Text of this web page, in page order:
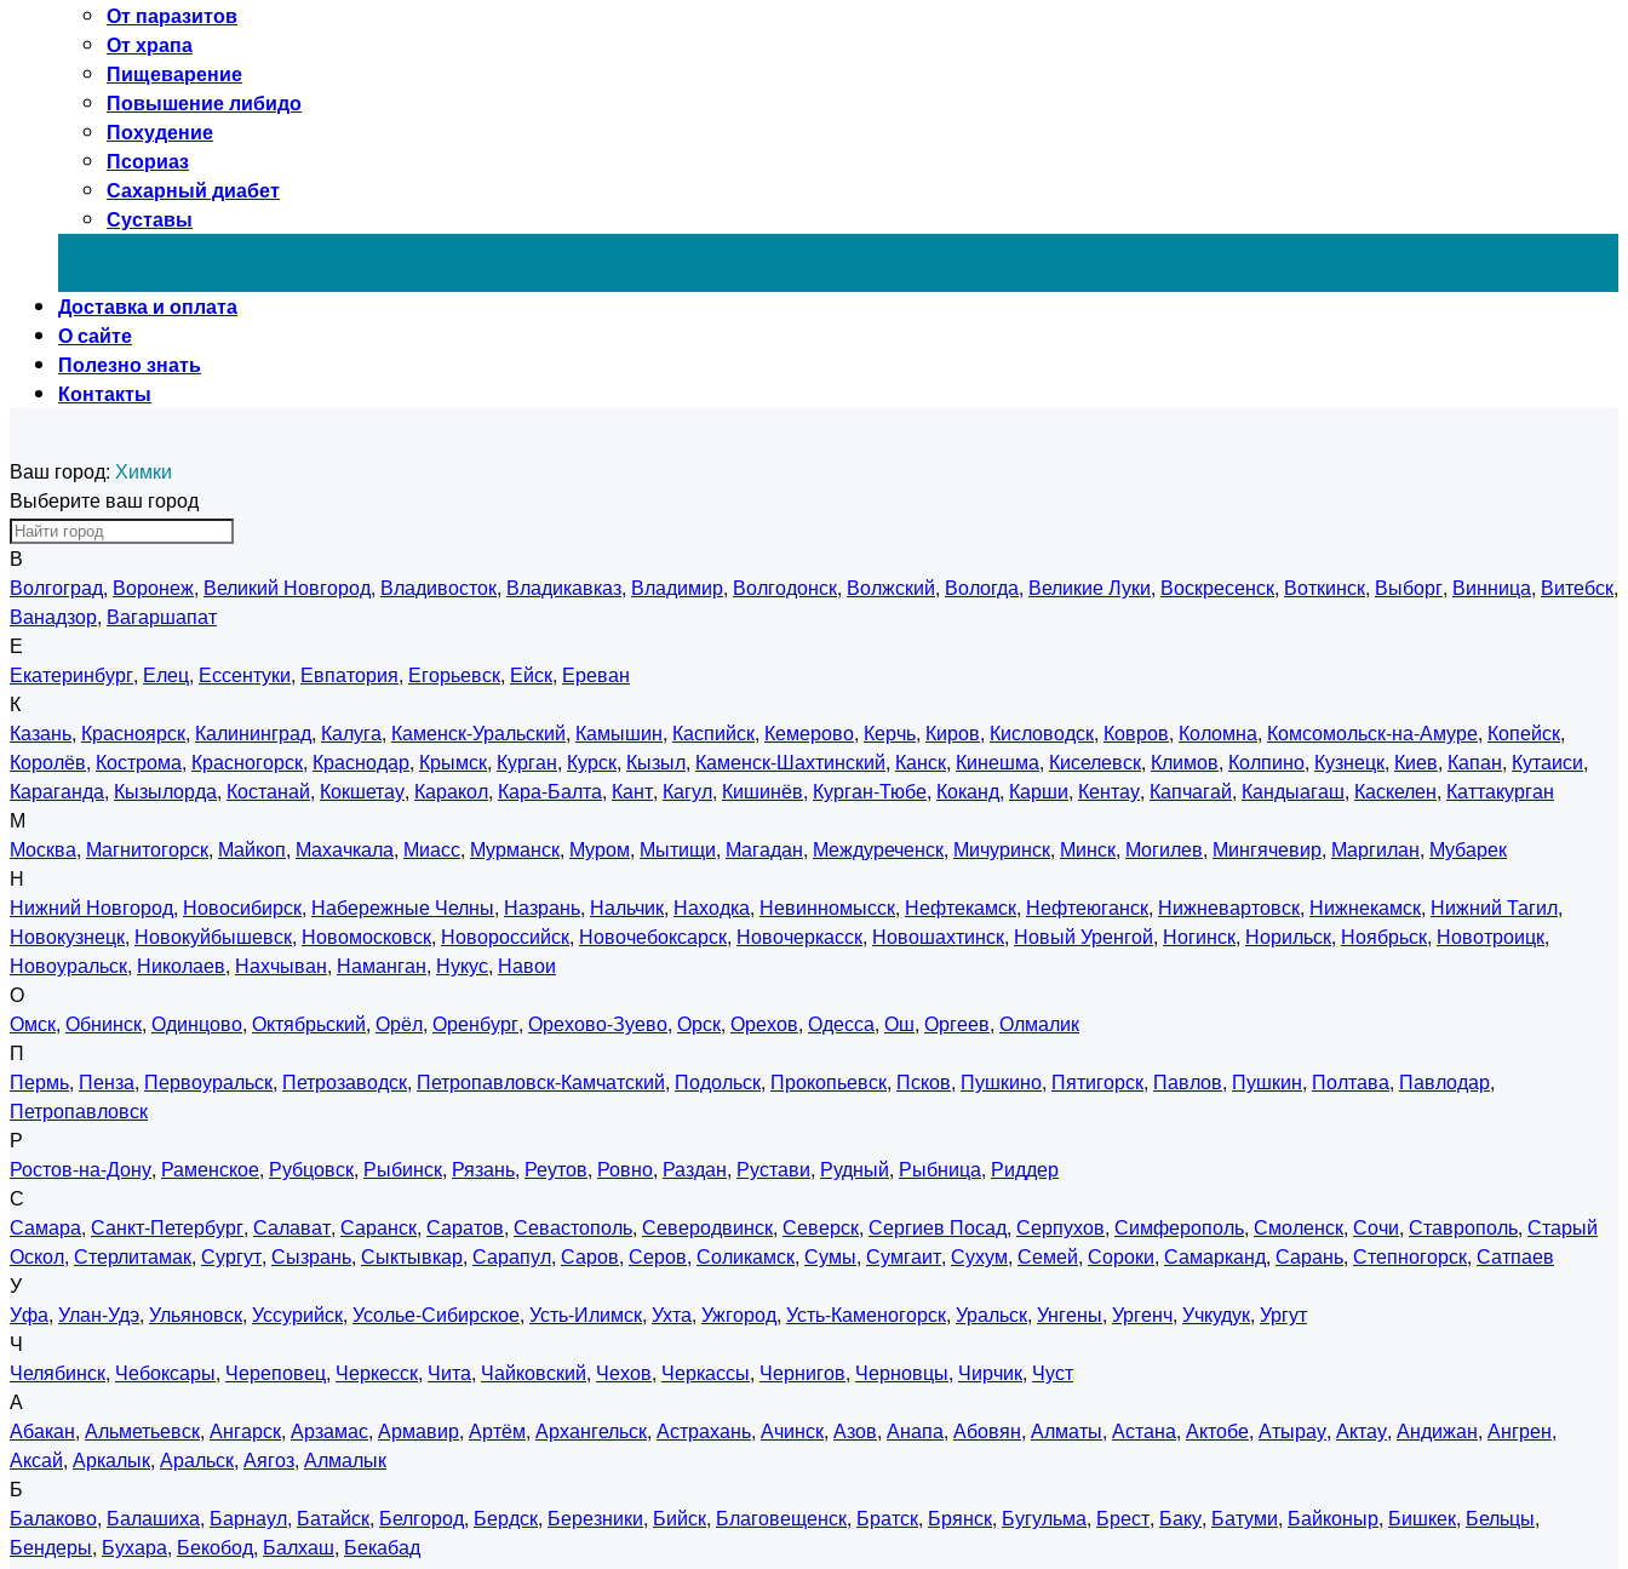
От паразитов
От храпа
Пищеварение
Повышение либидо
Похудение
Псориаз
Сахарный диабет
Суставы
Доставка и оплата
О сайте
Полезно знать
Контакты
Ваш город: Химки
Выберите ваш город
В
Волгоград, Воронеж, Великий Новгород, Владивосток, Владикавказ, Владимир, Волгодонск, Волжский, Вологда, Великие Луки, Воскресенск, Воткинск, Выборг, Винница, Витебск,
Ванадзор, Вагаршапат
Е
Екатеринбург, Елец, Ессентуки, Евпатория, Егорьевск, Ейск, Ереван
К
Казань, Красноярск, Калининград, Калуга, Каменск-Уральский, Камышин, Каспийск, Кемерово, Керчь, Киров, Кисловодск, Ковров, Коломна, Комсомольск-на-Амуре, Копейск,
Королёв, Кострома, Красногорск, Краснодар, Крымск, Курган, Курск, Кызыл, Каменск-Шахтинский, Канск, Кинешма, Киселевск, Климов, Колпино, Кузнецк, Киев, Капан, Кутаиси,
Караганда, Кызылорда, Костанай, Кокшетау, Каракол, Кара-Балта, Кант, Кагул, Кишинёв, Курган-Тюбе, Коканд, Карши, Кентау, Капчагай, Кандыагаш, Каскелен, Каттакурган
М
Москва, Магнитогорск, Майкоп, Махачкала, Миасс, Мурманск, Муром, Мытищи, Магадан, Междуреченск, Мичуринск, Минск, Могилев, Мингячевир, Маргилан, Мубарек
Н
Нижний Новгород, Новосибирск, Набережные Челны, Назрань, Нальчик, Находка, Невинномысск, Нефтекамск, Нефтеюганск, Нижневартовск, Нижнекамск, Нижний Тагил,
Новокузнецк, Новокуйбышевск, Новомосковск, Новороссийск, Новочебоксарск, Новочеркасск, Новошахтинск, Новый Уренгой, Ногинск, Норильск, Ноябрьск, Новотроицк,
Новоуральск, Николаев, Нахчыван, Наманган, Нукус, Навои
О
Омск, Обнинск, Одинцово, Октябрьский, Орёл, Оренбург, Орехово-Зуево, Орск, Орехов, Одесса, Ош, Оргеев, Олмалик
П
Пермь, Пенза, Первоуральск, Петрозаводск, Петропавловск-Камчатский, Подольск, Прокопьевск, Псков, Пушкино, Пятигорск, Павлов, Пушкин, Полтава, Павлодар,
Петропавловск
Р
Ростов-на-Дону, Раменское, Рубцовск, Рыбинск, Рязань, Реутов, Ровно, Раздан, Рустави, Рудный, Рыбница, Риддер
С
Самара, Санкт-Петербург, Салават, Саранск, Саратов, Севастополь, Северодвинск, Северск, Сергиев Посад, Серпухов, Симферополь, Смоленск, Сочи, Ставрополь, Старый
Оскол, Стерлитамак, Сургут, Сызрань, Сыктывкар, Сарапул, Саров, Серов, Соликамск, Сумы, Сумгаит, Сухум, Семей, Сороки, Самарканд, Сарань, Степногорск, Сатпаев
У
Уфа, Улан-Удэ, Ульяновск, Уссурийск, Усолье-Сибирское, Усть-Илимск, Ухта, Ужгород, Усть-Каменогорск, Уральск, Унгены, Ургенч, Учкудук, Ургут
Ч
Челябинск, Чебоксары, Череповец, Черкесск, Чита, Чайковский, Чехов, Черкассы, Чернигов, Черновцы, Чирчик, Чуст
А
Абакан, Альметьевск, Ангарск, Арзамас, Армавир, Артём, Архангельск, Астрахань, Ачинск, Азов, Анапа, Абовян, Алматы, Астана, Актобе, Атырау, Актау, Андижан, Ангрен,
Аксай, Аркалык, Аральск, Аягоз, Алмалык
Б
Балаково, Балашиха, Барнаул, Батайск, Белгород, Бердск, Березники, Бийск, Благовещенск, Братск, Брянск, Бугульма, Брест, Баку, Батуми, Байконыр, Бишкек, Бельцы,
Бендеры, Бухара, Бекобод, Балхаш, Бекабад